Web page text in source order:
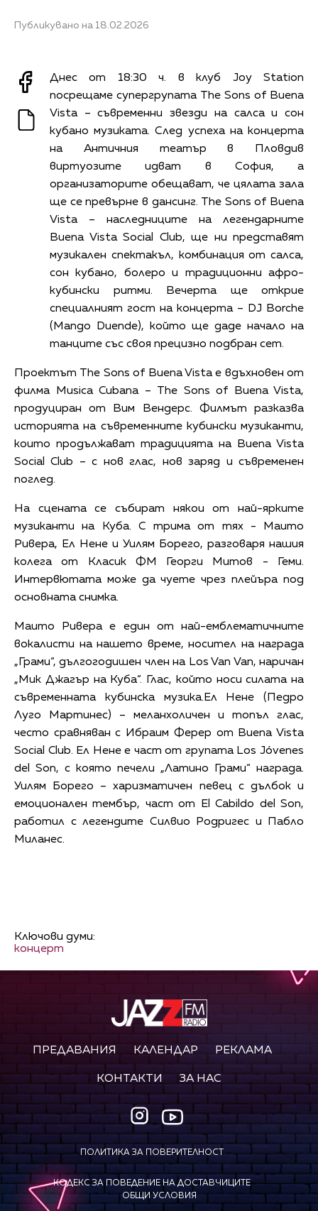
Публикувано на 18.02.2026
Днес от 18:30 ч. в клуб Joy Station
посрещаме супергрупата The Sons of Buena
Vista – съвременни звезди на салса и сон
кубано музиката. След успеха на концерта
на Античния театър в Пловдив
виртуозите идват в София, а
организаторите обещават, че цялата зала
ще се превърне в дансинг. The Sons of Buena
Vista – наследниците на легендарните
Buena Vista Social Club, ще ни представят
музикален спектакъл, комбинация от салса,
сон кубано, болеро и традиционни афро-
кубински ритми. Вечерта ще открие
специалният гост на концерта – DJ Borche
(Mango Duende), който ще даде начало на
танците със своя прецизно подбран сет.
Проектът The Sons of Buena Vista е вдъхновен от
филма Musica Cubana – The Sons of Buena Vista,
продуциран от Вим Вендерс. Филмът разказва
историята на съвременните кубински музиканти,
които продължават традицията на Buena Vista
Social Club – с нов глас, нов заряд и съвременен
поглед.
На сцената се събират някои от най-ярките
музиканти на Куба. С трима от тях - Маито
Ривера, Ел Нене и Уилям Борего, разговаря нашия
колега от Класик ФМ Георги Митов - Геми.
Интервютата може да чуете чрез плейъра под
основната снимка.
Маито Ривера е един от най-емблематичните
вокалисти на нашето време, носител на награда
„Грами“, дългогодишен член на Los Van Van, наричан
„Мик Джагър на Куба“. Глас, който носи силата на
съвременната кубинска музика.Ел Нене (Педро
Луго Мартинес) – меланхоличен и топъл глас,
често сравняван с Ибраим Ферер от Buena Vista
Social Club. Ел Нене е част от групата Los Jóvenes
del Son, с която печели „Латино Грами“ награда.
Уилям Борего – харизматичен певец с дълбок и
емоционален тембър, част от El Cabildo del Son,
работил с легендите Силвио Родригес и Пабло
Миланес.
Ключови думи:
концерт
ПРЕДАВАНИЯ КАЛЕНДАР РЕКЛАМА
КОНТАКТИ ЗА НАС
ПОЛИТИКА ЗА ПОВЕРИТЕЛНОСТ
КОДЕКС ЗА ПОВЕДЕНИЕ НА ДОСТАВЧИЦИТЕ
ОБЩИ УСЛОВИЯ